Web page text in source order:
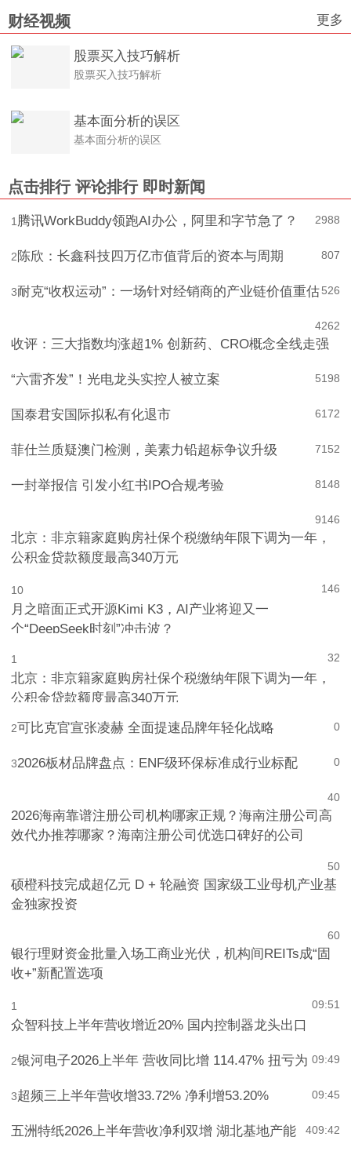
财经视频 更多
股票买入技巧解析
股票买入技巧解析
基本面分析的误区
基本面分析的误区
点击排行 评论排行 即时新闻
2988
1腾讯WorkBuddy领跑AI办公，阿里和字节急了？
807
2 陈欣：长鑫科技四万亿市值背后的资本与周期
526
3耐克“收权运动”：一场针对经销商的产业链价值重估
262
4
收评：三大指数均涨超1% 创新药、CRO概念全线走强
198
5
“六雷齐发”！光电龙头实控人被立案
172
6
国泰君安国际拟私有化退市
152
7
菲仕兰质疑澳门检测，美素力铅超标争议升级
148
8
一封举报信 引发小红书IPO合规考验
146
9
北京：非京籍家庭购房社保个税缴纳年限下调为一年，
公积金贷款额度最高340万元
146
10
月之暗面正式开源Kimi K3，AI产业将迎又一
个“DeepSeek时刻”冲击波？
32
1
北京：非京籍家庭购房社保个税缴纳年限下调为一年，
公积金贷款额度最高340万元
0
2可比克官宣张凌赫 全面提速品牌年轻化战略
0
32026板材品牌盘点：ENF级环保标准成行业标配
0
4
2026海南靠谱注册公司机构哪家正规？海南注册公司高
效代办推荐哪家？海南注册公司优选口碑好的公司
0
5
硕橙科技完成超亿元 D + 轮融资 国家级工业母机产业基
金独家投资
0
6
银行理财资金批量入场工商业光伏，机构间REITs成“固
收+”新配置选项
09:51
1
众智科技上半年营收增近20% 国内控制器龙头出口
09:49
2银河电子2026上半年 营收同比增 114.47% 扭亏为
09:45
3超频三上半年营收增33.72% 净利增53.20%
09:42
4
五洲特纸2026上半年营收净利双增 湖北基地产能